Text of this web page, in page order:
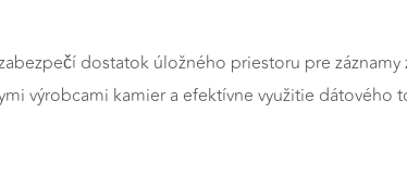
dostatok úložného priestoru pre záznamy
výrobcami kamier a efektívne využitie dátového